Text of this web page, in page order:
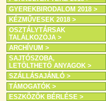
GYEREKBIRODALOM 2018 >
KÉZMŰVESEK 2018 >
OSZTÁLYTÁRSAK
TALÁLKOZÓJA >
ARCHÍVUM >
SAJTÓSZOBA,
LETÖLTHETŐ ANYAGOK >
SZÁLLÁSAJÁNLÓ >
TÁMOGATÓK >
ESZKÖZÖK BÉRLÉSE >